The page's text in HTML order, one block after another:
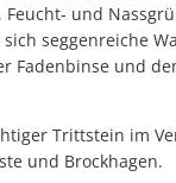
und
seggenreiche
Fadenbinse und
Trittstein im
und Brockhagen.